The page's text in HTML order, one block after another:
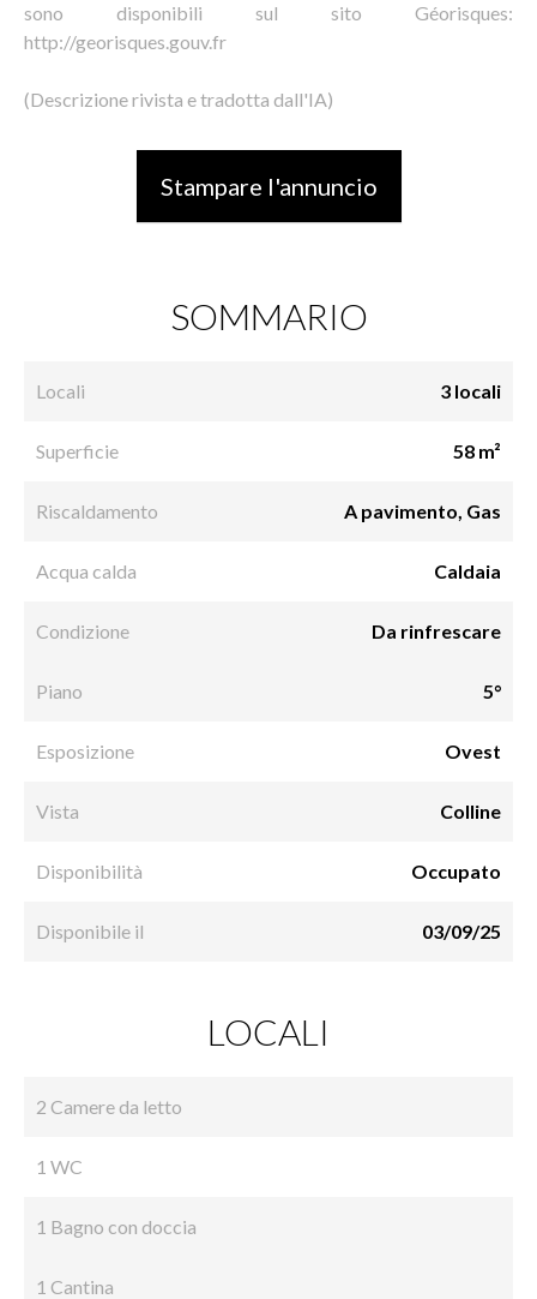
sono disponibili sul sito Géorisques:
http://georisques.gouv.fr
(Descrizione rivista e tradotta dall'IA)
Stampare l'annuncio
SOMMARIO
Locali 3 locali
Superficie 58 m²
Riscaldamento A pavimento, Gas
Acqua calda Caldaia
Condizione Da rinfrescare
Piano 5°
Esposizione Ovest
Vista Colline
Disponibilità Occupato
Disponibile il 03/09/25
LOCALI
2 Camere da letto
1 WC
1 Bagno con doccia
1 Cantina